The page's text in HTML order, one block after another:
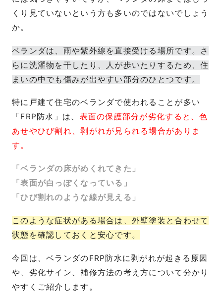
くり見ていないという方も多いのではないでしょう
か。
ベランダは、雨や紫外線を直接受ける場所です。さ
らに洗濯物を干したり、人が歩いたりするため、住
まいの中でも傷みが出やすい部分のひとつです。
特に戸建て住宅のベランダで使われることが多い
「FRP防水」は、 表面の保護部分が劣化すると、色
あせやひび割れ、剥がれが見られる場合がありま
す。
「ベランダの床がめくれてきた」
「表面が白っぽくなっている」
「ひび割れのような線が見える」
このような症状がある場合は、外壁塗装と合わせて
状態を確認しておくと安心です。
今回は、ベランダのFRP防水に剥がれが起きる原因
や、劣化サイン、補修方法の考え方について分かり
やすくご紹介します。